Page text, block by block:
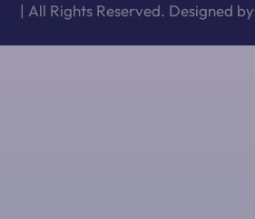
| All Rights Reserved. Designed by